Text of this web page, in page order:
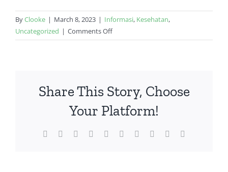
ByClooke | March 8, 2023 | Informasi, Kesehatan,
Uncategorized | Comments Offon
Yuk
Gaya
yang
dengan
Share This Story, Choose
Your Platform!
Facebook
TwitterReddit LinkedInWhatsApp
TumblrPinterest Xing